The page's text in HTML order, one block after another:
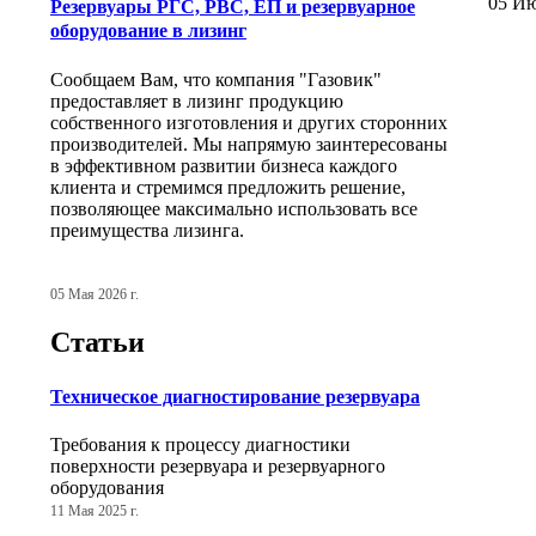
Резервуары РГС, РВС, ЕП и резервуарное
оборудование в лизинг
Сообщаем Вам, что компания "Газовик"
предоставляет в лизинг продукцию
собственного изготовления и других сторонних
производителей. Мы напрямую заинтересованы
в эффективном развитии бизнеса каждого
клиента и стремимся предложить решение,
позволяющее максимально использовать все
преимущества лизинга.
05 Мая 2026 г.
Статьи
Техническое диагностирование резервуара
Требования к процессу диагностики
поверхности резервуара и резервуарного
оборудования
11 Мая 2025 г.